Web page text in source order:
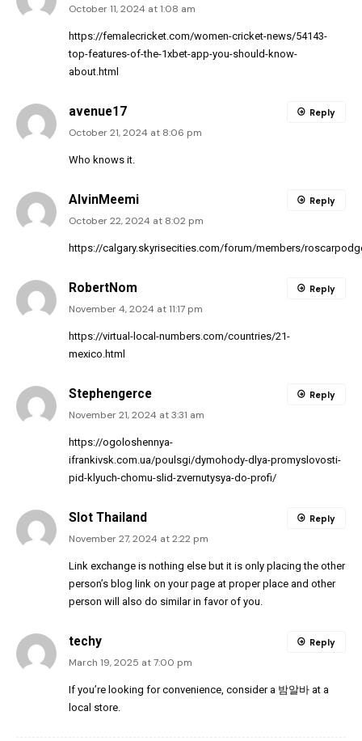
October 11, 2024 at 1:08 am
https://femalecricket.com/women-cricket-news/54143-
top-features-of-the-1xbet-app-you-should-know-
about.html
avenue17
October 21, 2024 at 8:06 pm
Who knows it.
Reply
AlvinMeemi
October 22, 2024 at 8:02 pm
https://calgary.skyrisecities.com/forum/members/
Reply
RobertNom
November 4, 2024 at 11:17 pm
https://virtual-local-numbers.com/countries/21-
mexico.html
Reply
Stephengerce
November 21, 2024 at 3:31 am
https://ogoloshennya-
ifrankivsk.com.ua/poulsgi/dymohody-dlya-promyslovosti-
pid-klyuch-chomu-slid-zvernutysya-do-profi/
Reply
Slot Thailand
November 27, 2024 at 2:22 pm
Link exchange is nothing else but it is only placing the other
person’s blog link on your page at proper place and other
person will also do similar in favor of you.
Reply
techy
March 19, 2025 at 7:00 pm
If you’re looking for convenience, consider a 밤알바 at a
local store.
Reply